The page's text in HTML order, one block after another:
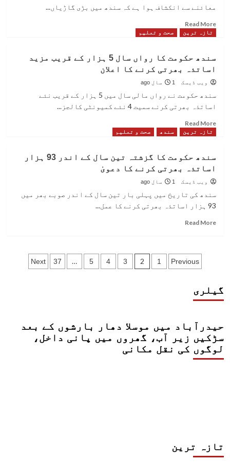
اور
سمیت
8
این
جی
بلیک
لسٹ
معائنے سے انکشاف ہوا ہے کہ سندھ میں بڑی گاڑیاں...
Read More
more
میں
بڑی
گاڑیاں
40
ڈرائیورز
کمزور
ہونے
کا
تازہ ترین صحت و تعلیم
سندھ حکومت کا رواں سال 5 ہزار کے قریب مزید
اساتذہ بھرتی کرنے کا اعلان
ویب ڈیسک 1 سال ago
سندھ حکومت نے رواں مالی سال میں 5 ہزار کے قریب نئے
اساتذہ بھرتی کرنے سمیت 4 نئے کمیونٹی کالجز...
Read More
more
حکومت
کا
رواں
ہزار
بھرتی
کرنے
تازہ ترین سندھ صحت و تعلیم
سندھ حکومت کا گزشتہ تین سال کے اندر 93 ہزار
اساتذہ بھرتی کرنے کا دعویٰ
ویب ڈیسک 1 سال ago
سندھ کی تاریخ میں پہلی بار تین سال کے اندر صوبے بھر میں
93 ہزار اساتذہ بھرتی کرنے کا عمل...
Read More
حکومت
کا
93
ہزار
اساتذہ
Posts
Previous
1
2
3
4
5
…
37
Next
گیلری
حیدرآباد میں موسلا دھار بارشوں کے بعد
سڑکیں زیر آب، گھروں میں پانی داخل،
لوگوں کی نقل مکانی
تازہ ترین